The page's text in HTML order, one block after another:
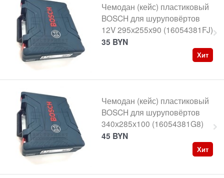
Чемодан (кейс) пластиковый
BOSCH для шуруповёртов
12V 295х255х90 (16054381FJ)
35 BYN
Хит
Чемодан (кейс) пластиковый
BOSCH для шуруповёртов
340х285х100 (16054381G8)
45 BYN
Хит